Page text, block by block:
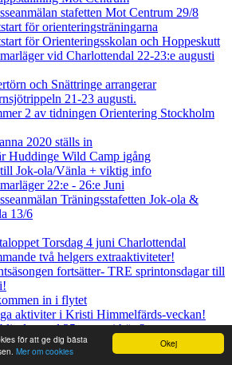
Okej
för att ge dig bästa
Mer om cookies
stafetten Mot Centrum 29/8
för orienteringsträningarna
för Orienteringsskolan och Hoppeskutt
vid Charlottendal 22-23:e augusti
och Snättringe arrangerar
21-23 augusti.
2 av tidningen Orientering Stockholm
2020 ställs in
Huddinge Wild Camp igång
Jok-ola/Vänla + viktig info
22:e - 26:e Juni
Träningsstafetten Jok-ola &
13/6
Torsdag 4 juni Charlottendal
två helgers extraaktiviteter!
fortsätter- TRE sprintonsdagar till
in i flytet
aktiviter i Kristi Himmelfärds-veckan!
det med 25manna i höst?
med SI även på söndag (+ lite mer